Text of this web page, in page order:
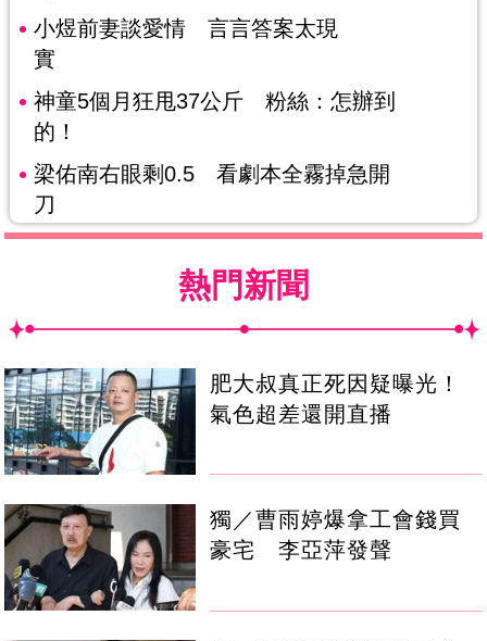
小煜前妻談愛情 言言答案太現
實
神童5個月狂甩37公斤 粉絲：怎辦到
的！
梁佑南右眼剩0.5 看劇本全霧掉急開
刀
熱門新聞
肥大叔真正死因疑曝光！
氣色超差還開直播
獨／曹雨婷爆拿工會錢買
豪宅 李亞萍發聲